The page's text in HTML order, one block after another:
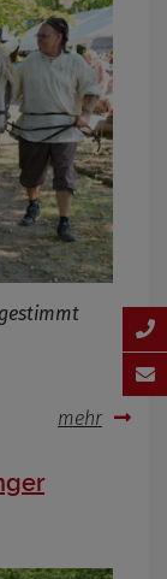
mehr